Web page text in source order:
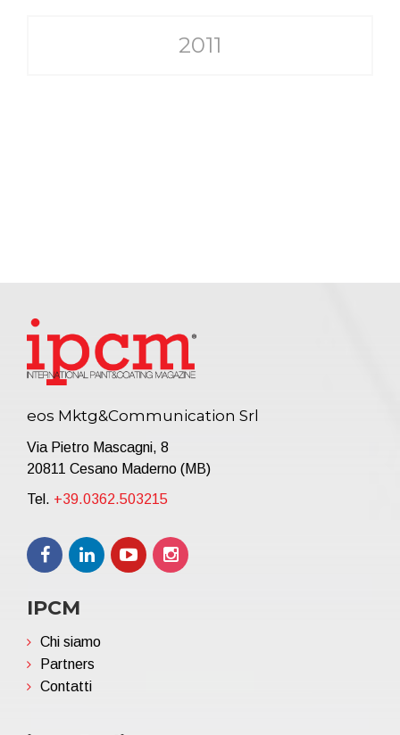
2011
eos Mktg&Communication Srl
Via Pietro Mascagni, 8
20811 Cesano Maderno (MB)
Tel. +39.0362.503215
IPCM
Chi siamo
Partners
Contatti